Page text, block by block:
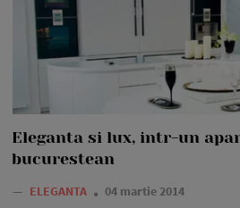
Eleganta si lux, intr-un
bucurestean
— ELEGANTA 04 martie 2014